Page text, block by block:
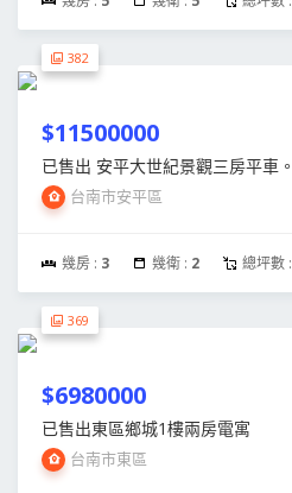
382
$11500000
已售出 安平大世紀景觀三房平車。
台南市安平區
幾房 : 3 幾衛 : 2 總坪數 :
369
$6980000
已售出東區鄉城1樓兩房電寓
台南市東區